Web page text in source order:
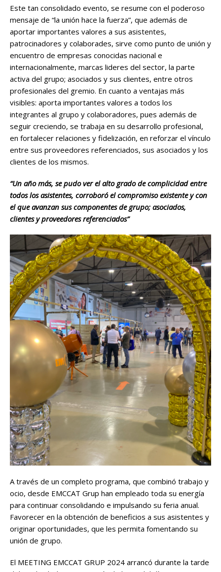
Este tan consolidado evento, se resume con el poderoso
mensaje de “la unión hace la fuerza”, que además de
aportar importantes valores a sus asistentes,
patrocinadores y colaborades, sirve como punto de unión y
encuentro de empresas conocidas nacional e
internacionalmente, marcas lideres del sector, la parte
activa del grupo; asociados y sus clientes, entre otros
profesionales del gremio. En cuanto a ventajas más
visibles: aporta importantes valores a todos los
integrantes al grupo y colaboradores, pues además de
seguir creciendo, se trabaja en su desarrollo profesional,
en fortalecer relaciones y fidelización, en reforzar el vínculo
entre sus proveedores referenciados, sus asociados y los
clientes de los mismos.
“Un año más, se pudo ver el alto grado de complicidad entre
todos los asistentes, corroboró el compromiso existente y con
el que avanzan sus componentes de grupo; asociados,
clientes y proveedores referenciados”
A través de un completo programa, que combinó trabajo y
ocio, desde EMCCAT Grup han empleado toda su energía
para continuar consolidando e impulsando su feria anual.
Favorecer en la obtención de beneficios a sus asistentes y
originar oportunidades, que les permita fomentando su
unión de grupo.
El MEETING EMCCAT GRUP 2024 arrancó durante la tarde